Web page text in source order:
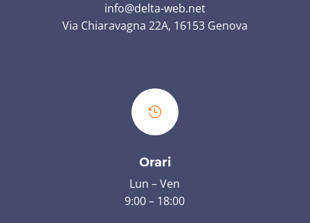
info@delta-web.net
Via Chiaravagna 22A, 16153 Genova

Orari
Lun – Ven
9:00 – 18:00